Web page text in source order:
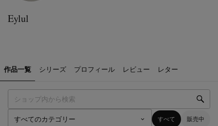
Eylul
作品一覧 シリーズ プロフィール レビュー レター
すべて 販売中